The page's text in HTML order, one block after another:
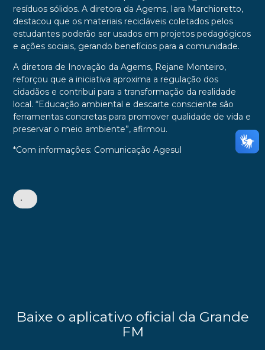
resíduos sólidos. A diretora da Agems, Iara Marchioretto,
destacou que os materiais recicláveis coletados pelos
estudantes poderão ser usados em projetos pedagógicos
e ações sociais, gerando benefícios para a comunidade.
A diretora de Inovação da Agems, Rejane Monteiro,
reforçou que a iniciativa aproxima a regulação dos
cidadãos e contribui para a transformação da realidade
local. “Educação ambiental e descarte consciente são
ferramentas concretas para promover qualidade de vida e
preservar o meio ambiente”, afirmou.
*Com informações: Comunicação Agesul
•
Baixe o aplicativo oficial da Grande
FM